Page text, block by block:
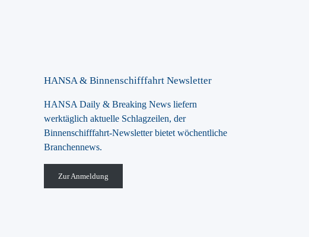
HANSA & Binnenschifffahrt Newsletter
HANSA Daily & Breaking News liefern
werktäglich aktuelle Schlagzeilen, der
Binnenschifffahrt-Newsletter bietet wöchentliche
Branchennews.
Zur Anmeldung